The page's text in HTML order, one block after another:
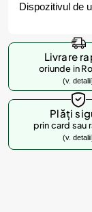
Dispozitivul de
Livrare
oriunde in
(v.
Plăți
prin card sau
(v.